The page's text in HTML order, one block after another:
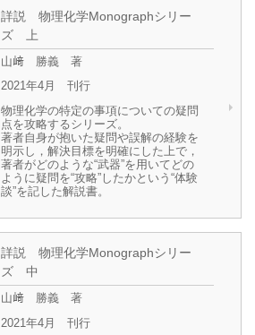
詳説 物理化学Monographシリー
ズ 上
山﨑 勝義 著
2021年4月 刊行
物理化学の特定の事項についての疑問
点を攻略するシリーズ。
著者自身が抱いた疑問や誤解の経験を
明示し，解決目標を明確にした上で，
著者がどのような“武器”を用いてどの
ように疑問を“攻略”したかという“体験
談”を記した解説書。
詳説 物理化学Monographシリー
ズ 中
山﨑 勝義 著
2021年4月 刊行